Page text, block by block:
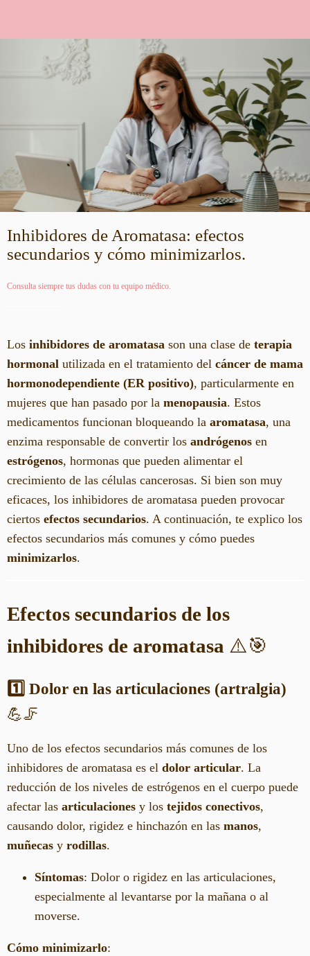
Inhibidores de Aromatasa: efectos
secundarios y cómo minimizarlos.
Consulta siempre tus dudas con tu equipo médico.
Los inhibidores de aromatasa son una clase de terapia
hormonal utilizada en el tratamiento del cáncer de mama
hormonodependiente (ER positivo), particularmente en
mujeres que han pasado por la menopausia. Estos
medicamentos funcionan bloqueando la aromatasa, una
enzima responsable de convertir los andrógenos en
estrógenos, hormonas que pueden alimentar el
crecimiento de las células cancerosas. Si bien son muy
eficaces, los inhibidores de aromatasa pueden provocar
ciertos efectos secundarios. A continuación, te explico los
efectos secundarios más comunes y cómo puedes
minimizarlos.
Efectos secundarios de los
inhibidores de aromatasa ⚠️🎯
1️⃣ Dolor en las articulaciones (artralgia)
💪🦵
Uno de los efectos secundarios más comunes de los
inhibidores de aromatasa es el dolor articular. La
reducción de los niveles de estrógenos en el cuerpo puede
afectar las articulaciones y los tejidos conectivos,
causando dolor, rigidez e hinchazón en las manos,
muñecas y rodillas.
Síntomas: Dolor o rigidez en las articulaciones,
especialmente al levantarse por la mañana o al
moverse.
Cómo minimizarlo: